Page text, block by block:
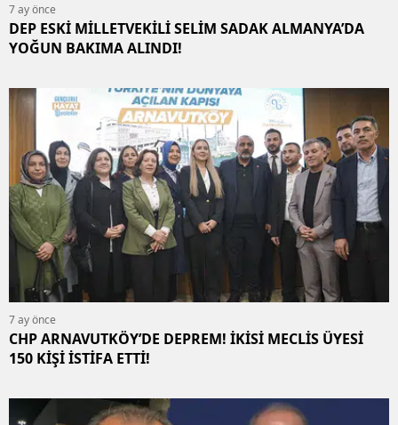
7 ay önce
DEP ESKİ MİLLETVEKİLİ SELİM SADAK ALMANYA’DA
YOĞUN BAKIMA ALINDI!
7 ay önce
CHP ARNAVUTKÖY’DE DEPREM! İKİSİ MECLİS ÜYESİ
150 KİŞİ İSTİFA ETTİ!